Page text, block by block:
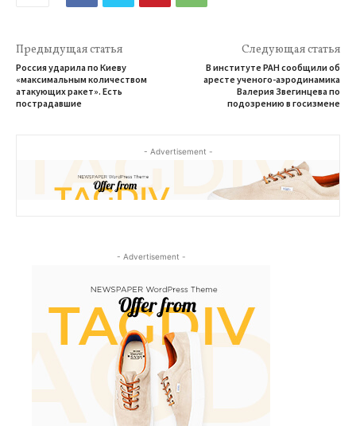
Предыдущая статья
Россия ударила по Киеву
«максимальным количеством
атакующих ракет». Есть
пострадавшие
Следующая статья
В институте РАН сообщили об
аресте ученого-аэродинамика
Валерия Звегинцева по
подозрению в госизмене
- Advertisement -
- Advertisement -